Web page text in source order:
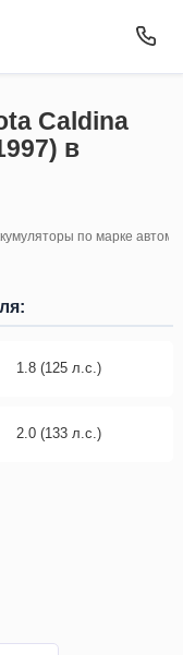
Caldina
в
по марке
1.8 (125 л.с.)
2.0 (133 л.с.)